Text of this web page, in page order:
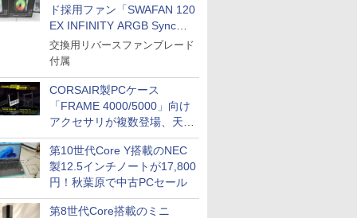
ド採用ファン「SWAFAN 120
EX INFINITY ARGB Sync」
に単品パッケージ
交換用リバースファンブレード
付属
CORSAIR製PCケース
「FRAME 4000/5000」向け
アクセサリが複数登場、天然
木製パネルや背面コネクタ対
応トレイなど
第10世代Core Y搭載のNEC
製12.5インチノートが17,800
円！秋葉原で中古PCセール
第8世代Core搭載のミニ